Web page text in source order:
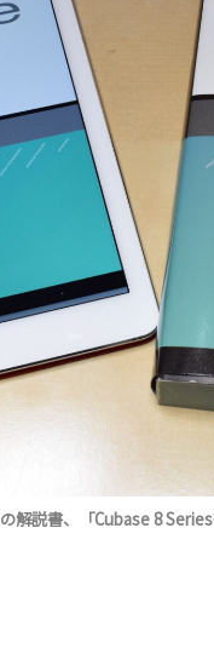
解説書、「Cubase 8 Series